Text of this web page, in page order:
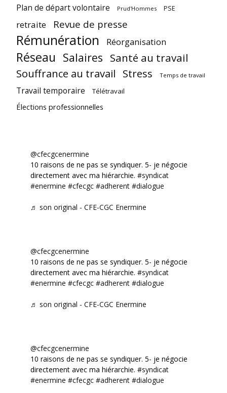
Plan de départ volontaire Prud'Hommes PSE
retraite Revue de presse
Rémunération Réorganisation
Réseau Salaires Santé au travail
Souffrance au travail Stress Temps de travail
Travail temporaire Télétravail
Élections professionnelles
@cfecgcenermine
10 raisons de ne pas se syndiquer. 5- je négocie
directement avec ma hiérarchie. #syndicat
#enermine #cfecgc #adherent #dialogue
♬ son original - CFE-CGC Enermine
@cfecgcenermine
10 raisons de ne pas se syndiquer. 5- je négocie
directement avec ma hiérarchie. #syndicat
#enermine #cfecgc #adherent #dialogue
♬ son original - CFE-CGC Enermine
@cfecgcenermine
10 raisons de ne pas se syndiquer. 5- je négocie
directement avec ma hiérarchie. #syndicat
#enermine #cfecgc #adherent #dialogue